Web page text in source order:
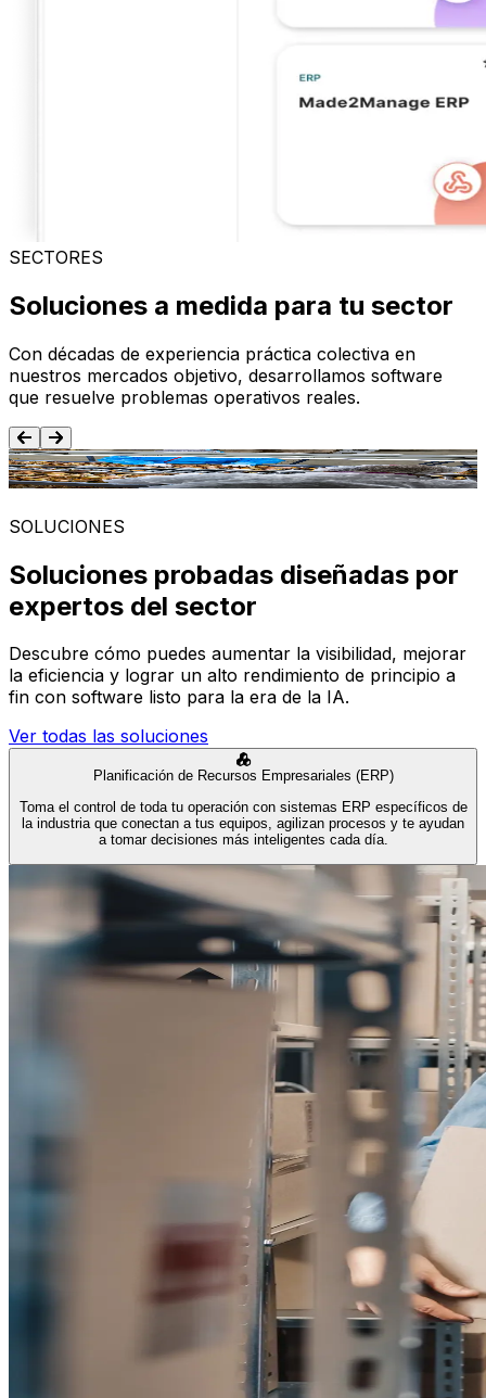
SECTORES
Soluciones a medida para tu sector
Con décadas de experiencia práctica colectiva en
nuestros mercados objetivo, desarrollamos software
que resuelve problemas operativos reales.
Alimentación y Bebida
SOLUCIONES
Soluciones probadas diseñadas por
expertos del sector
Descubre cómo puedes aumentar la visibilidad, mejorar
la eficiencia y lograr un alto rendimiento de principio a
fin con software listo para la era de la IA.
Ver todas las soluciones
Planificación de Recursos Empresariales (ERP)
Toma el control de toda tu operación con sistemas ERP específicos de
la industria que conectan a tus equipos, agilizan procesos y te ayudan
a tomar decisiones más inteligentes cada día.